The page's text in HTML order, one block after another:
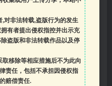
,对非法转载,盗版行为的发生
有者提出侵权指控并出示充
盗版和非法转载作品以及停
取移除等相应措施后不为此向
责任，包括不承担因侵权指
赔偿责任.